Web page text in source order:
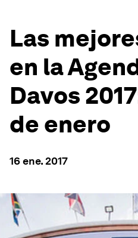
Las
en la
Davos
de enero
16 ene. 2017